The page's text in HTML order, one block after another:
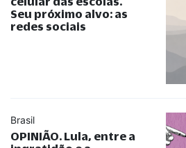
Seu próximo alvo: as
redes sociais
Brasil
OPINIÃO. Lula, entre a